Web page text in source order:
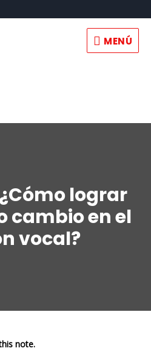
MENÚ
MENÚ
lograr
cambio en el
vocal?
note.